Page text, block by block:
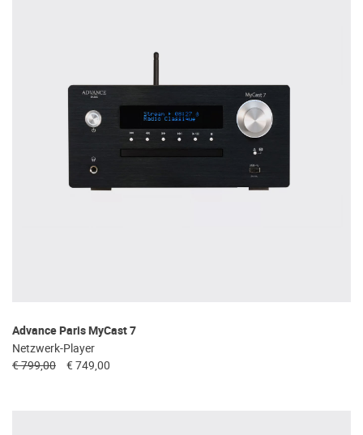
Vereinbaren Sie einen Hörtermin.
Advance Paris MyCast 7
Netzwerk-Player
€ 799,00
€ 749,00